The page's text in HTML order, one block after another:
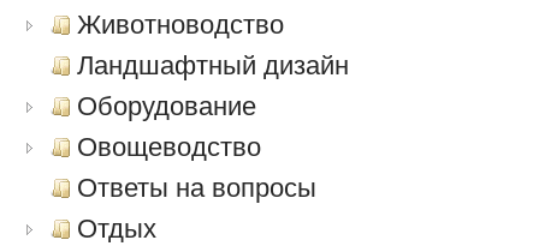
Животноводство
Ландшафтный дизайн
Оборудование
Овощеводство
Ответы на вопросы
Отдых